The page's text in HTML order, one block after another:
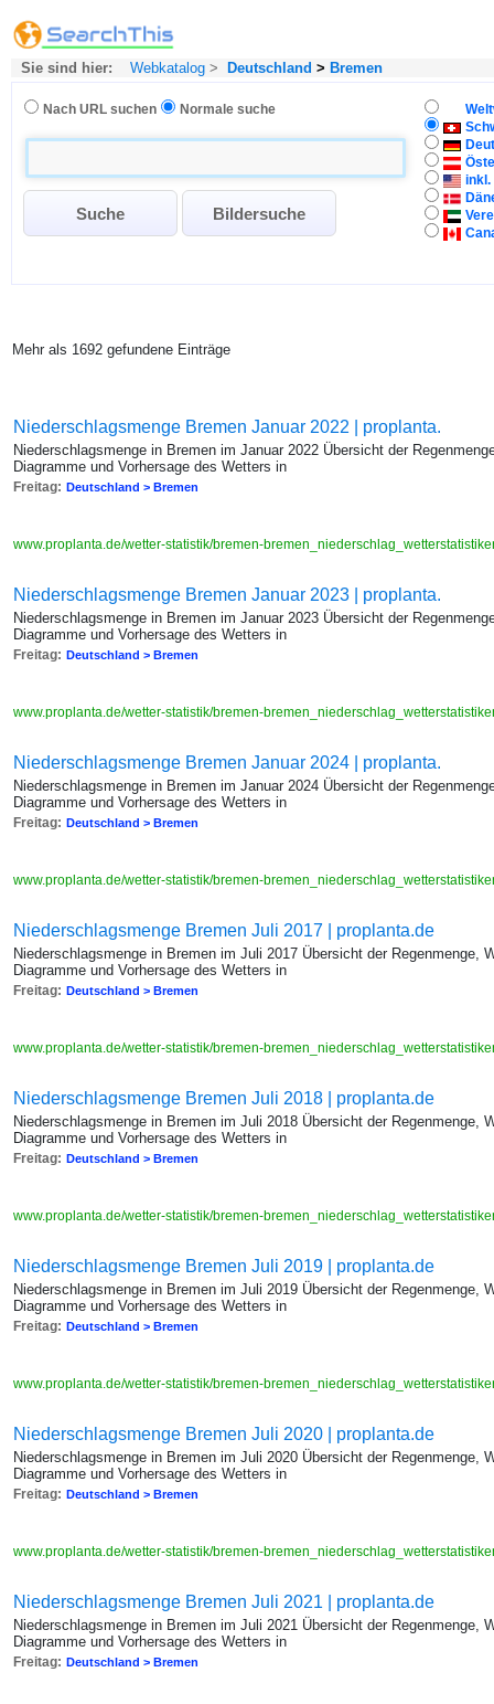
Sie sind hier: Webkatalog > Deutschland > Bremen
Nach URL suchen Normale suche
inkl.
Mehr als 1692 gefundene Einträge
Niederschlagsmenge Bremen Januar 2022 | proplanta.
Niederschlagsmenge in Bremen im Januar 2022 Übersicht der
Diagramme und Vorhersage des Wetters in
Freitag: Deutschland > Bremen
www.proplanta.de/wetter-statistik/bremen-
Niederschlagsmenge Bremen Januar 2023 | proplanta.
Niederschlagsmenge in Bremen im Januar 2023 Übersicht der
Diagramme und Vorhersage des Wetters in
Freitag: Deutschland > Bremen
www.proplanta.de/wetter-statistik/bremen-
Niederschlagsmenge Bremen Januar 2024 | proplanta.
Niederschlagsmenge in Bremen im Januar 2024 Übersicht der
Diagramme und Vorhersage des Wetters in
Freitag: Deutschland > Bremen
www.proplanta.de/wetter-statistik/bremen-
Niederschlagsmenge Bremen Juli 2017 | proplanta.de
Niederschlagsmenge in Bremen im Juli 2017 Übersicht der Regenmenge,
Diagramme und Vorhersage des Wetters in
Freitag: Deutschland > Bremen
www.proplanta.de/wetter-statistik/bremen-
Niederschlagsmenge Bremen Juli 2018 | proplanta.de
Niederschlagsmenge in Bremen im Juli 2018 Übersicht der Regenmenge,
Diagramme und Vorhersage des Wetters in
Freitag: Deutschland > Bremen
www.proplanta.de/wetter-statistik/bremen-
Niederschlagsmenge Bremen Juli 2019 | proplanta.de
Niederschlagsmenge in Bremen im Juli 2019 Übersicht der Regenmenge,
Diagramme und Vorhersage des Wetters in
Freitag: Deutschland > Bremen
www.proplanta.de/wetter-statistik/bremen-
Niederschlagsmenge Bremen Juli 2020 | proplanta.de
Niederschlagsmenge in Bremen im Juli 2020 Übersicht der Regenmenge,
Diagramme und Vorhersage des Wetters in
Freitag: Deutschland > Bremen
www.proplanta.de/wetter-statistik/bremen-
Niederschlagsmenge Bremen Juli 2021 | proplanta.de
Niederschlagsmenge in Bremen im Juli 2021 Übersicht der Regenmenge,
Diagramme und Vorhersage des Wetters in
Freitag: Deutschland > Bremen